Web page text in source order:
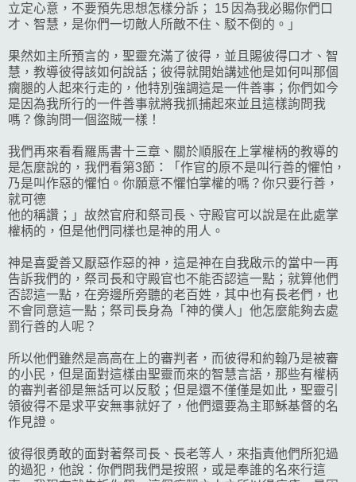
立定心意，不要預先思想怎樣分訴； 15 因為我必賜你們口
才、智慧，是你們一切敵人所敵不住、駁不倒的。」
果然如主所預言的，聖靈充滿了彼得，並且賜彼得口才、智
慧，教導彼得該如何說話；彼得就開始講述他是如何叫那個
瘸腿的人起來行走的，他特別強調這是一件善事；你們如今
是因為我所行的一件善事就將我抓捕起來並且這樣詢問我
嗎？像詢問一個盜賊一樣！
我們再來看看羅馬書十三章、關於順服在上掌權柄的教導的
是怎麼說的，我們看第3節：「作官的原不是叫行善的懼怕，
乃是叫作惡的懼怕。你願意不懼怕掌權的嗎？你只要行善，
就可德
他的稱讚；」故然官府和祭司長、守殿官可以說是在此處掌
權柄的，但是他們同樣也是神的用人。
神是喜愛善又厭惡作惡的神，這是神在自我啟示的當中一再
告訴我們的，祭司長和守殿官也不能否認這一點；就算他們
否認這一點，在旁邊所旁聽的老百姓，其中也有長老們，也
不會同意這一點；祭司長身為「神的僕人」他怎麼能夠去處
罰行善的人呢？
所以他們雖然是高高在上的審判者，而彼得和約翰乃是被審
的小民，但是面對這樣由聖靈而來的智慧言語，那些有權柄
的審判者卻是無話可以反駁；但是還不僅僅是如此，聖靈引
領彼得不是求平安無事就好了，他們還要為主耶穌基督的名
作見證。
彼得很勇敢的面對著祭司長、長老等人，來指責他們所犯過
的過犯，他說：你們問我們是按照，或是奉誰的名來行這